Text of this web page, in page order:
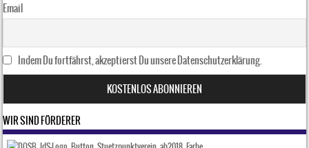
Email
Indem Du fortfährst, akzeptierst Du unsere Datenschutzerklärung.
WIR SIND FÖRDERER